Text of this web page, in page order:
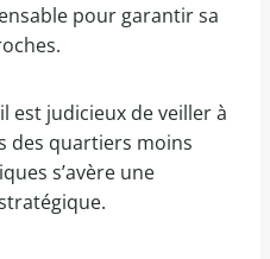
pour garantir sa
est judicieux de veiller à
des quartiers moins
s’avère une